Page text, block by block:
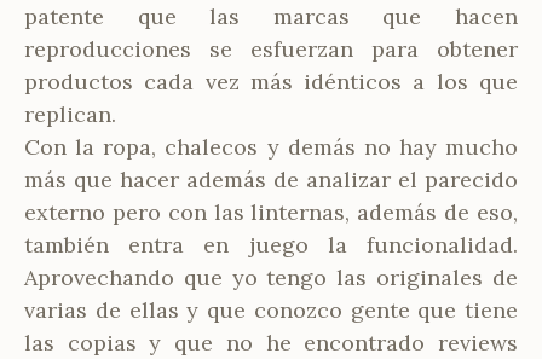
patente que las marcas que hacen
reproducciones se esfuerzan para obtener
productos cada vez más idénticos a los que
replican.
Con la ropa, chalecos y demás no hay mucho
más que hacer además de analizar el parecido
externo pero con las linternas, además de eso,
también entra en juego la funcionalidad.
Aprovechando que yo tengo las originales de
varias de ellas y que conozco gente que tiene
las copias y que no he encontrado reviews